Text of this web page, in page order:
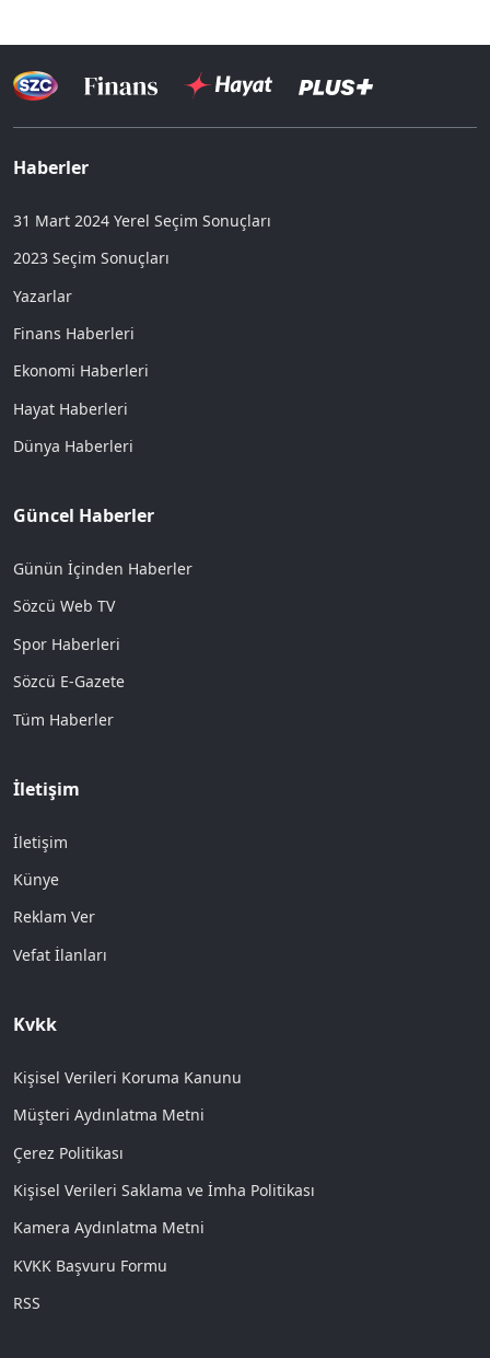
Haberler
31 Mart 2024 Yerel Seçim Sonuçları
2023 Seçim Sonuçları
Yazarlar
Finans Haberleri
Ekonomi Haberleri
Hayat Haberleri
Dünya Haberleri
Güncel Haberler
Günün İçinden Haberler
Sözcü Web TV
Spor Haberleri
Sözcü E-Gazete
Tüm Haberler
İletişim
İletişim
Künye
Reklam Ver
Vefat İlanları
Kvkk
Kişisel Verileri Koruma Kanunu
Müşteri Aydınlatma Metni
Çerez Politikası
Kişisel Verileri Saklama ve İmha Politikası
Kamera Aydınlatma Metni
KVKK Başvuru Formu
RSS